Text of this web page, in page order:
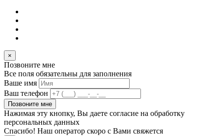
×
Позвоните мне
Все поля обязательны для заполнения
Ваше имя
Ваш телефон
Позвоните мне
Нажимая эту кнопку, Вы даете согласие на обработку
персональных данных
Спасибо! Наш оператор скоро с Вами свяжется